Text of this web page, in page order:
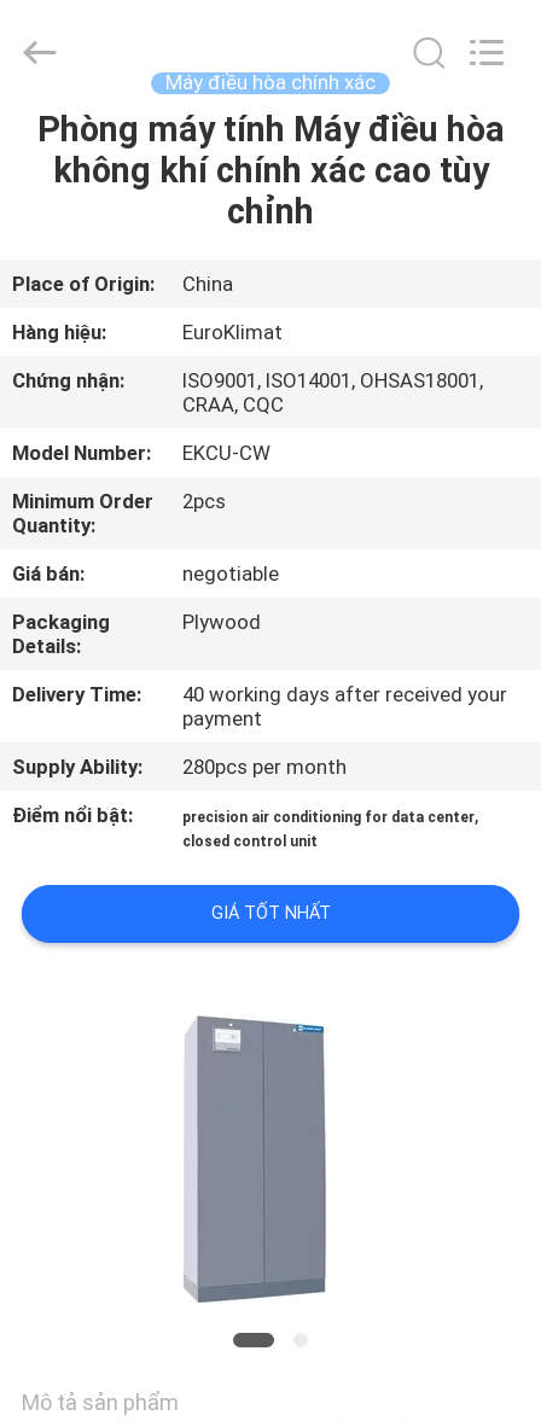
NHÀ
PHẨM
VỀ
TÔI
THAM
QUAN
NHÀ
MÁY
SOÁT
CHẤT
LIÊN
Guangdong
EuroKlimat
Refrigeration
Máy điều hòa chính xác
Phòng máy tính Máy điều hòa
không khí chính xác cao tùy
chỉnh
Place of Origin:
China
Hàng hiệu:
EuroKlimat
Chứng nhận:
ISO9001, ISO14001, OHSAS18001,
CRAA, CQC
Model Number:
EKCU-CW
Minimum Order
Quantity:
2pcs
Giá bán:
negotiable
Packaging
Details:
Plywood
Delivery Time:
40 working days after received your
payment
Supply Ability:
280pcs per month
Điểm nổi bật:
precision air conditioning for data center,
closed control unit
GIÁ TỐT NHẤT
Mô tả sản phẩm